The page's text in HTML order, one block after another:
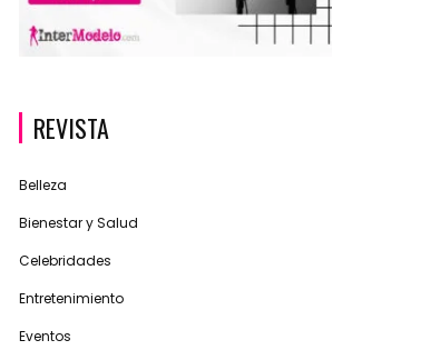
REVISTA
Belleza
Bienestar y Salud
Celebridades
Entretenimiento
Eventos